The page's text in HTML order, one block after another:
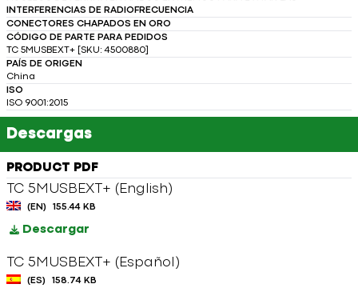
INTERFERENCIAS DE RADIOFRECUENCIA
CONECTORES CHAPADOS EN ORO
CÓDIGO DE PARTE PARA PEDIDOS
TC 5MUSBEXT+ [SKU: 4500880]
PAÍS DE ORIGEN
China
ISO
ISO 9001:2015
Descargas
PRODUCT PDF
TC 5MUSBEXT+ (English)
(EN) 155.44 KB
Descargar
TC 5MUSBEXT+ (Español)
(ES) 158.74 KB